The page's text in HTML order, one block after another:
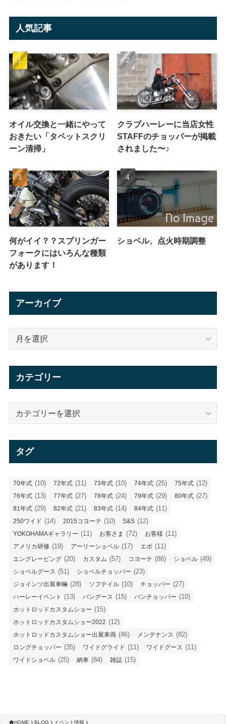
人気記事
オイル交換と一緒にやって
おきたい「タペットスクリ
ーン清掃」
クラブハーレーに当店女性
STAFFのチョッパーが掲載
されました〜♪
何がイイ？？スプリンガー
フォークにはいろんな種類
があります！
ショベル、点火時期調整
アーカイブ
カテゴリー
タグ
70年式 (10) 72年式 (11) 73年式 (10) 74年式 (25) 75年式 (12)
76年式 (13) 77年式 (27) 78年式 (24) 79年式 (29) 80年式 (27)
81年式 (29) 82年式 (21) 83年式 (14) 84年式 (11)
250ワイド (14) 2015コヨーテ (10) S&S (12)
YOKOHAMAギャラリー (11) お客さま (72) お客様 (11)
アメリカ研修 (19) アーリーショベル (17) エボ (11)
エングレービング (20) カスタム (57) コヨーテ (86) ショベル (49)
ショベルグース (51) ショベルチョッパー (23)
ジョインツ出展車輛 (28) ソフテイル (10) チョッパー (27)
ハーレーイベント (13) パングース (15) パンチョッパー (10)
ホットロッドカスタムショー (15)
ホットロッドカスタムショー2022 (12)
ホットロッドカスタムショー出展車両 (46) メンテナンス (82)
ロングチョッパー (35) ワイドグライド (11) ワイドグース (11)
ワイドショベル (25) 納車 (84) 雑誌 (15)
HOME BLOG イベント情報